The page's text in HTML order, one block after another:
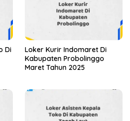
Di
Loker Kurir Indomaret Di
Kabupaten Probolinggo
Maret Tahun 2025